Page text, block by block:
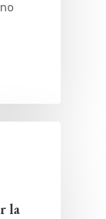
la